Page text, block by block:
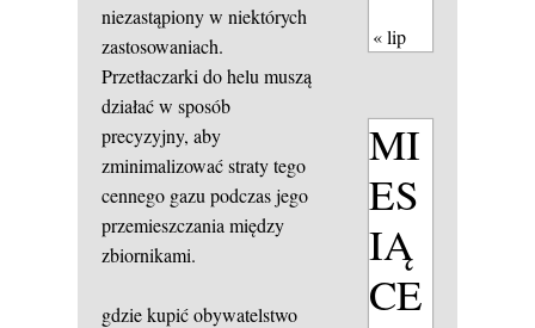
niezastąpiony w niektórych
zastosowaniach.
Przetłaczarki do helu muszą
działać w sposób
precyzyjny, aby
zminimalizować straty tego
cennego gazu podczas jego
przemieszczania między
zbiornikami.
gdzie kupić obywatelstwo
« lip
MI
ES
IĄ
CE